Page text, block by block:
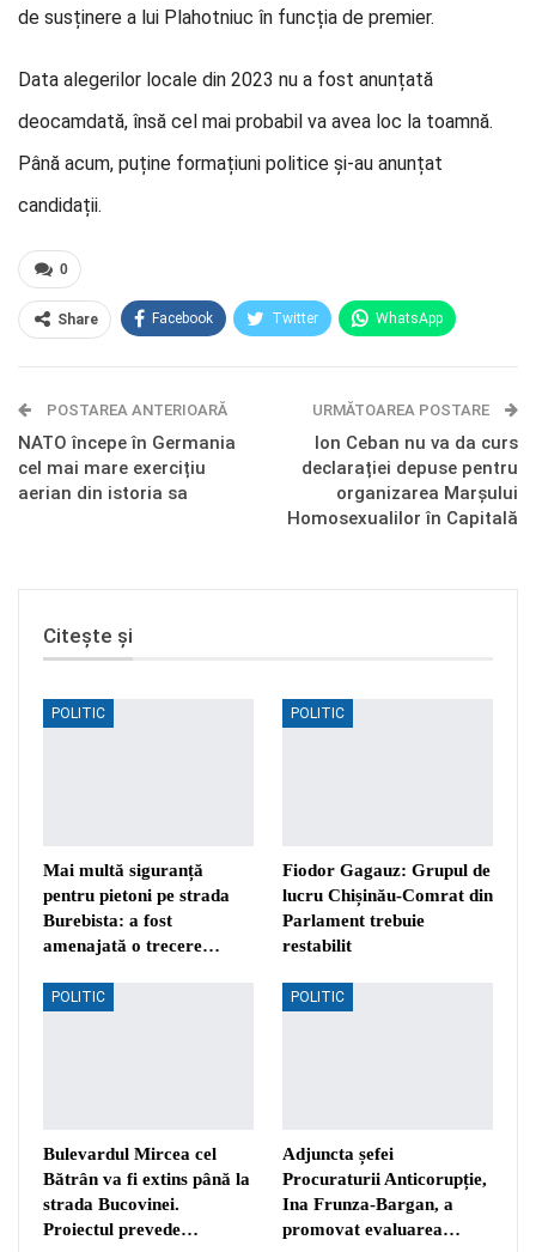
de susținere a lui Plahotniuc în funcția de premier.
Data alegerilor locale din 2023 nu a fost anunțată
deocamdată, însă cel mai probabil va avea loc la toamnă.
Până acum, puține formațiuni politice și-au anunțat
candidații.
0
Share Facebook Twitter WhatsApp
Telegram OK.ru
POSTAREA ANTERIOARĂ
NATO începe în Germania
cel mai mare exercițiu
aerian din istoria sa
URMĂTOAREA POSTARE
Ion Ceban nu va da curs
declarației depuse pentru
organizarea Marșului
Homosexualilor în Capitală
Citește și
POLITIC
Mai multă siguranță
pentru pietoni pe strada
Burebista: a fost
amenajată o trecere…
POLITIC
Fiodor Gagauz: Grupul de
lucru Chișinău-Comrat din
Parlament trebuie
restabilit
POLITIC
Bulevardul Mircea cel
Bătrân va fi extins până la
strada Bucovinei.
Proiectul prevede…
POLITIC
Adjuncta șefei
Procuraturii Anticorupție,
Ina Frunza-Bargan, a
promovat evaluarea…